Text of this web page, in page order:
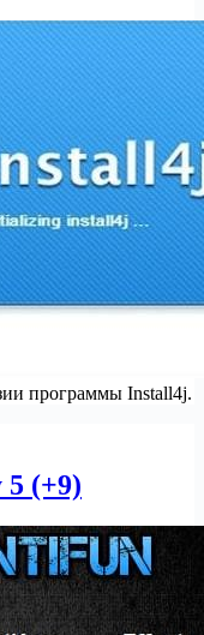
программы Install4j.
(+9)